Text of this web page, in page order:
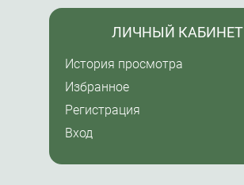
ЛИЧНЫЙ КАБИНЕТ
История просмотра
Избранное
Регистрация
Вход